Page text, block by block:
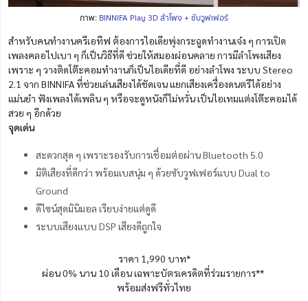
ภาพ: BINNIFA Play 3D ลำโพง + ซับวูฟเฟอร์
สำหรับคนทำงานครีเอทีฟ ต้องการไอเดียพุ่งกระฉูดทำงานเจ๋ง ๆ การเปิด
เพลงคลอไปเบา ๆ ก็เป็นวิธีที่ดี ช่วยให้สมองผ่อนคลาย การมีลำโพงเสียง
เพราะ ๆ วางติดโต๊ะคอมทำงานก็เป็นไอเดียที่ดี อย่างลำโพง ระบบ Stereo
2.1 จาก BINNIFA ที่ช่วยเล่นเสียงได้ชัดเจน แยกเสียงเครื่องดนตรีได้อย่าง
แม่นยำ ฟังเพลงได้เพลิน ๆ หรือจะดูหนังก็ไม่หวั่น เป็นไอเทมแต่งโต๊ะคอมได้
สวย ๆ อีกด้วย
จุดเด่น
สะดวกสุด ๆ เพราะรองรับการเชื่อมต่อผ่าน Bluetooth 5.0
มิติเสียงที่ดีกว่า พร้อมเบสนุ่ม ๆ ด้วยซับวูฟเฟอร์แบบ Dual to
Ground
ดีไซน์สุดมินิมอล เรียบง่ายแต่ดูดี
ระบบเสียงแบบ DSP เสียงดีถูกใจ
ราคา 1,990 บาท*
ผ่อน 0% นาน 10 เดือน เฉพาะบัตรเครดิตที่ร่วมรายการ**
พร้อมส่งฟรีทั่วไทย